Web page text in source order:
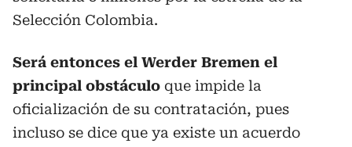
Selección Colombia.
Será entonces el Werder Bremen el
principal obstáculo que impide la
oficialización de su contratación, pues
incluso se dice que ya existe un acuerdo